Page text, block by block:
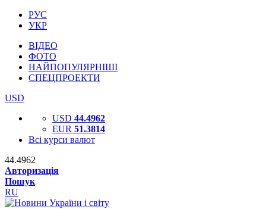
РУС
УКР
ВІДЕО
ФОТО
НАЙПОПУЛЯРНІШІ
СПЕЦПРОЕКТИ
USD
USD 44.4962
EUR 51.3814
Всі курси валют
44.4962
Авторизація
Пошук
RU